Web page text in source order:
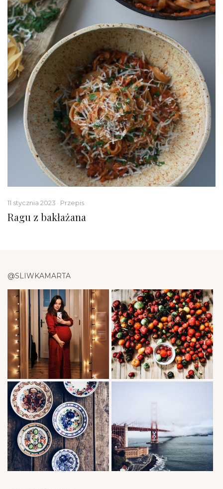
11 stycznia 2023 · Przepis
Ragu z bakłażana
@SLIWKAMARTA